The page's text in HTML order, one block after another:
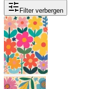
Filter verbergen